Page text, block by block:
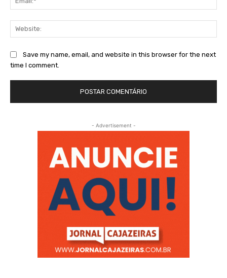
Save my name, email, and website in this browser for the next
time I comment.
- Advertisement -